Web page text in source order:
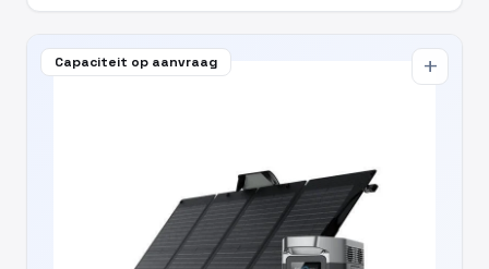
Capaciteit op aanvraag add